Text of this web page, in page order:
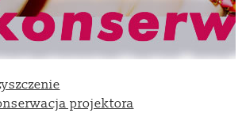
projektora